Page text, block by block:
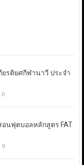
ยรติยศกีฬานาวี ประจำ
0
อนฟุตบอลหลักสูตร FAT
0